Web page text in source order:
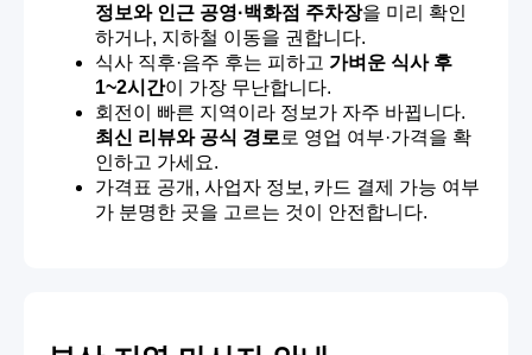
정보와 인근 공영·백화점 주차장을 미리 확인
하거나, 지하철 이동을 권합니다.
식사 직후·음주 후는 피하고 가벼운 식사 후
1~2시간이 가장 무난합니다.
회전이 빠른 지역이라 정보가 자주 바뀝니다.
최신 리뷰와 공식 경로로 영업 여부·가격을 확
인하고 가세요.
가격표 공개, 사업자 정보, 카드 결제 가능 여부
가 분명한 곳을 고르는 것이 안전합니다.